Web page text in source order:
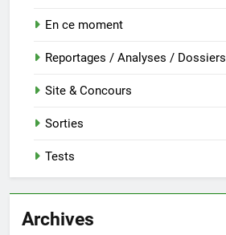
En ce moment
Reportages / Analyses / Dossiers
Site & Concours
Sorties
Tests
Archives